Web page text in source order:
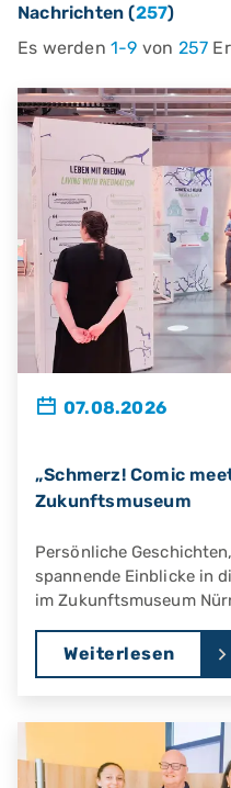
Nachrichten (257)
Es werden 1-9 von 257
07.08.2026
„Schmerz! Comic
Zukunftsmuseum
Persönliche
spannende Einblicke in
im Zukunftsmuseum
Weiterlesen